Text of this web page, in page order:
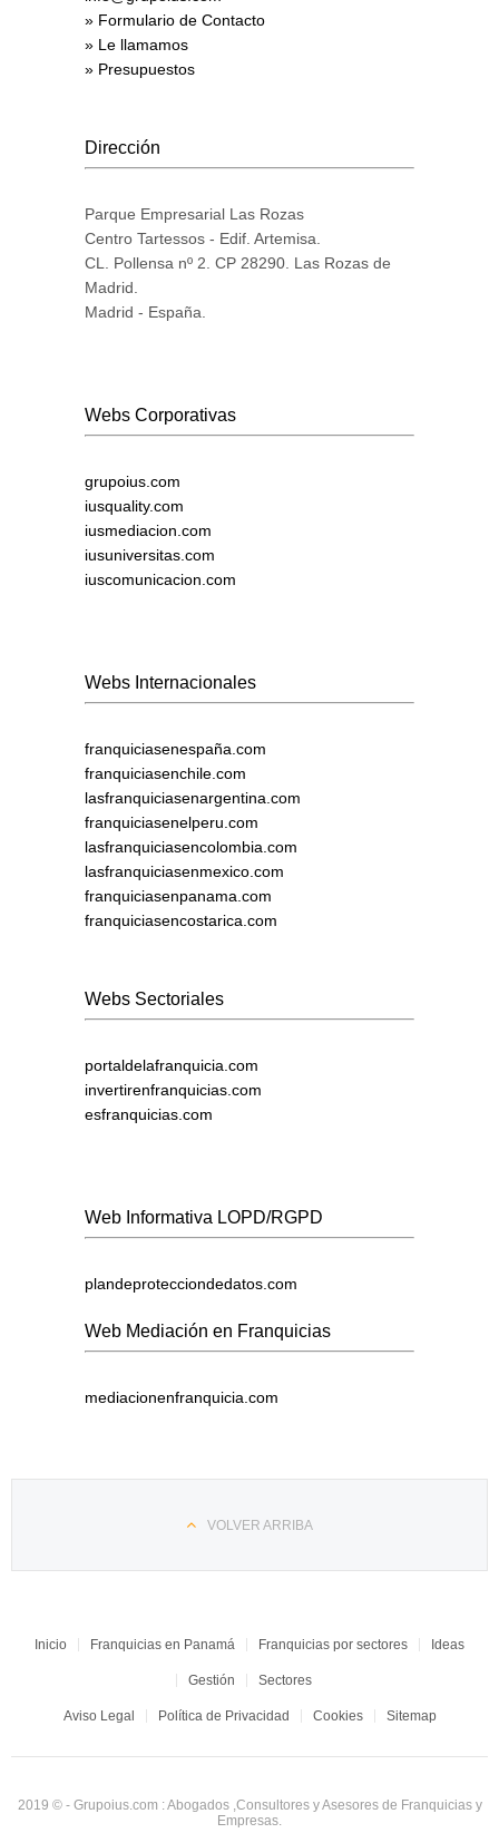
» Formulario de Contacto
» Le llamamos
» Presupuestos
Dirección
Parque Empresarial Las Rozas
Centro Tartessos - Edif. Artemisa.
CL. Pollensa nº 2. CP 28290. Las Rozas de
Madrid.
Madrid - España.
Webs Corporativas
grupoius.com
iusquality.com
iusmediacion.com
iusuniversitas.com
iuscomunicacion.com
Webs Internacionales
franquiciasenespaña.com
franquiciasenchile.com
lasfranquiciasenargentina.com
franquiciasenelperu.com
lasfranquiciasencolombia.com
lasfranquiciasenmexico.com
franquiciasenpanama.com
franquiciasencostarica.com
Webs Sectoriales
portaldelafranquicia.com
invertirenfranquicias.com
esfranquicias.com
Web Informativa LOPD/RGPD
plandeprotecciondedatos.com
Web Mediación en Franquicias
mediacionenfranquicia.com
VOLVER ARRIBA
Inicio Franquicias en Panamá Franquicias por sectores Ideas
Gestión Sectores
Aviso Legal Política de Privacidad Cookies Sitemap
2019 © - Grupoius.com : Abogados ,Consultores y Asesores de Franquicias y
Empresas.